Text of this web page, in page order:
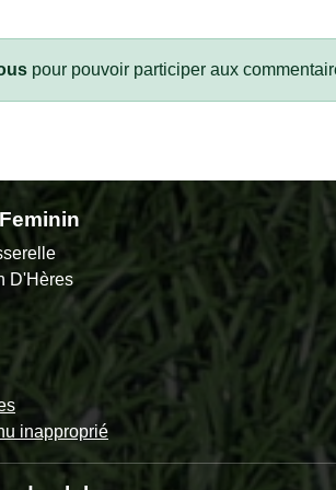
pour pouvoir participer aux
D'Hères
inapproprié